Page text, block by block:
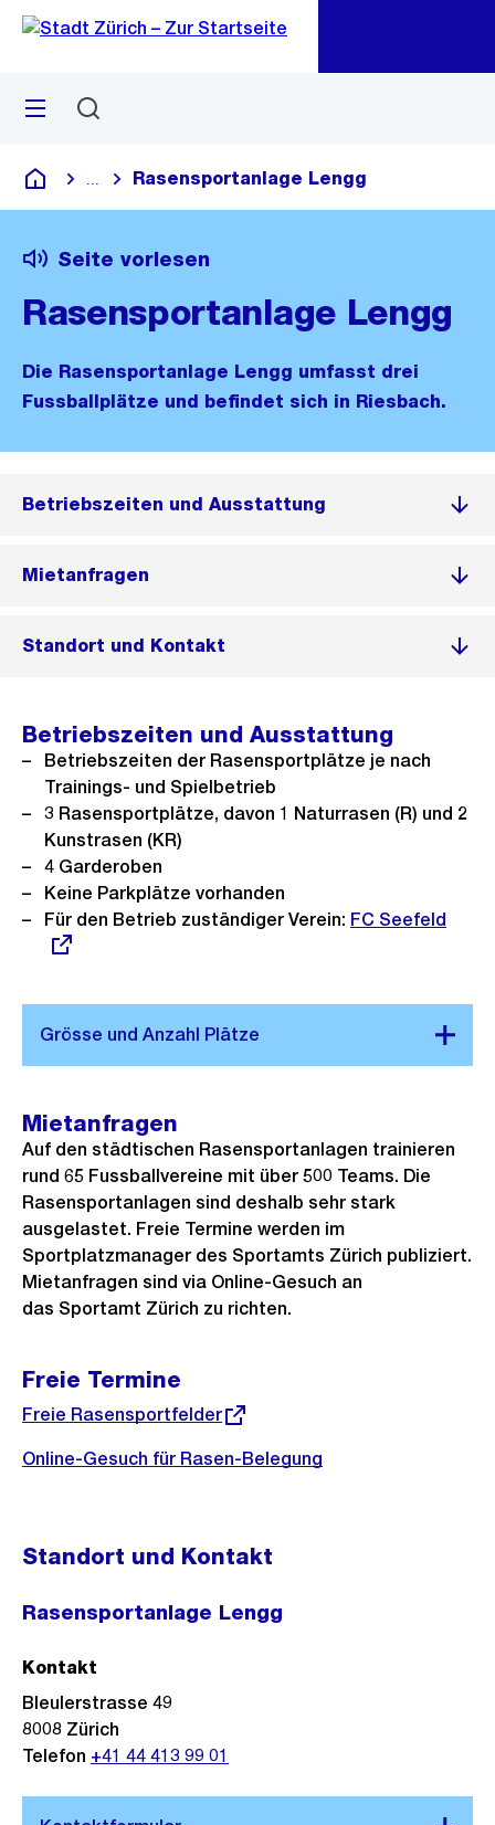
Navigation
Sprunglink
Menü
Deutsch
Blende alle Breadcrumbs ein
Rasensportanlage Lengg
Seite vorlesen
Rasensportanlage Lengg
Die Rasensportanlage Lengg umfasst drei
Fussballplätze und befindet sich in Riesbach.
Betriebszeiten und Ausstattung
Mietanfragen
Standort und Kontakt
Betriebszeiten und Ausstattung
Betriebszeiten der Rasensportplätze je nach
Trainings- und Spielbetrieb
3 Rasensportplätze, davon 1 Naturrasen (R) und 2
Kunstrasen (KR)
4 Garderoben
Keine Parkplätze vorhanden
Für den Betrieb zuständiger Verein: Externer
FC Seefeld
Mietanfragen
Auf den städtischen Rasensportanlagen trainieren
rund 65 Fussballvereine mit über 500 Teams. Die
Rasensportanlagen sind deshalb sehr stark
ausgelastet. Freie Termine werden im
Sportplatzmanager des Sportamts Zürich publiziert.
Mietanfragen sind via Online-Gesuch an
das Sportamt Zürich zu richten.
Freie Termine
Externer
Freie Rasensportfelder
Online-Gesuch für Rasen-Belegung
Standort und Kontakt
Rasensportanlage Lengg
Kontakt
Bleulerstrasse 49
8008 Zürich
Telefon +41 44 413 99 01